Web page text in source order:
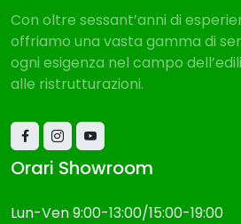
Con oltre sessant’anni di
offriamo una vasta gamma di
ogni esigenza nel campo
alle ristrutturazioni.
Orari Showroom
Lun-Ven 9:00-13:00/15:00-19:00